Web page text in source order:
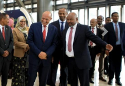
Next